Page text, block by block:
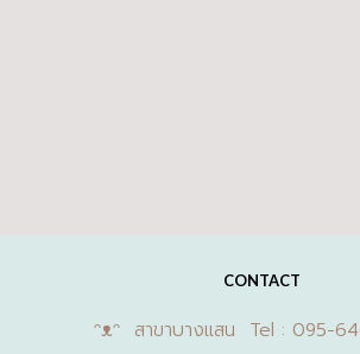
CONTACT
ᵔᴥᵔ สาขาบางแสน Tel : 095-